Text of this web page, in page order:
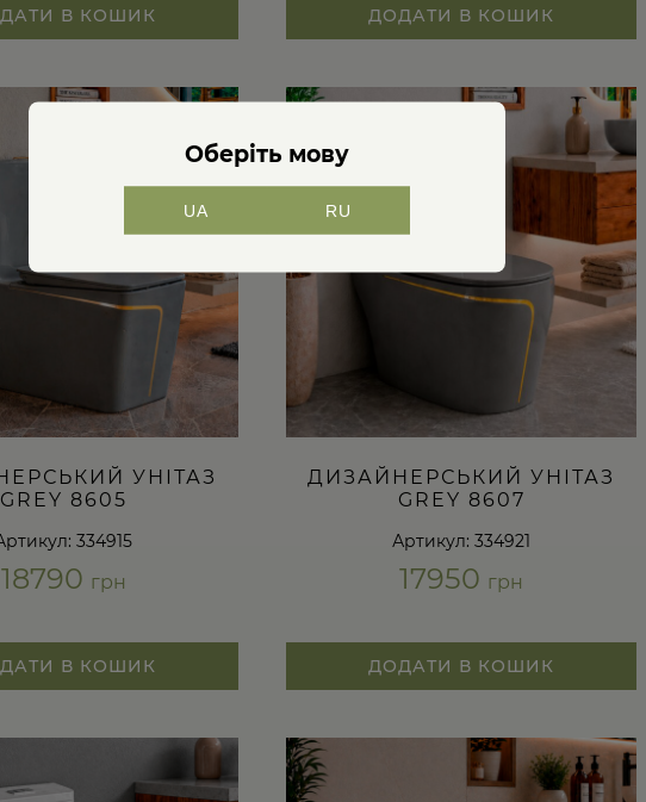
В КОШИК ДОДАТИ В КОШИК
УНІТАЗ
GREY 8605
334915
18790 грн
В КОШИК
ДИЗАЙНЕРСЬКИЙ УНІТАЗ
GREY 8607
Артикул: 334921
17950 грн
ДОДАТИ В КОШИК
Оберіть мову
UA RU